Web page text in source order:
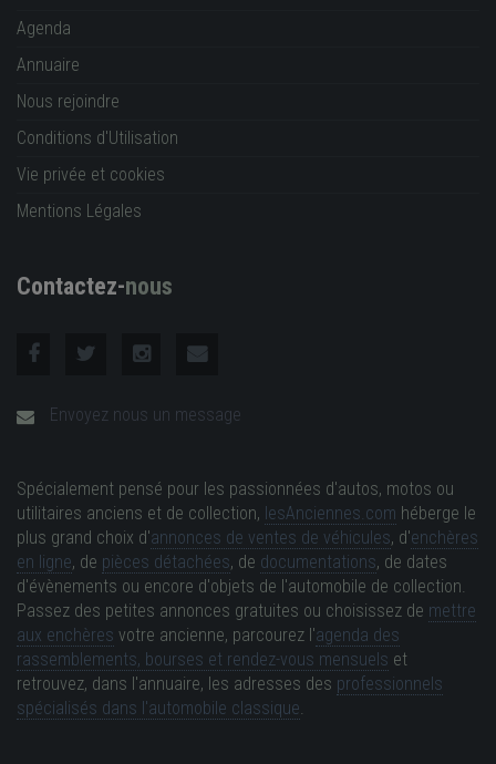
Agenda
Annuaire
Nous rejoindre
Conditions d'Utilisation
Vie privée et cookies
Mentions Légales
Contactez-nous
Envoyez nous un message
Spécialement pensé pour les passionnées d'autos, motos ou
utilitaires anciens et de collection, lesAnciennes.com héberge le
plus grand choix d'annonces de ventes de véhicules, d'enchères
en ligne, de pièces détachées, de documentations, de dates
d'évènements ou encore d'objets de l'automobile de collection.
Passez des petites annonces gratuites ou choisissez de mettre
aux enchères votre ancienne, parcourez l'agenda des
rassemblements, bourses et rendez-vous mensuels et
retrouvez, dans l'annuaire, les adresses des professionnels
spécialisés dans l'automobile classique.